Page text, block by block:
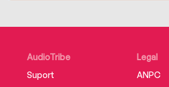
AudioTribe
Suport
Legal
ANPC